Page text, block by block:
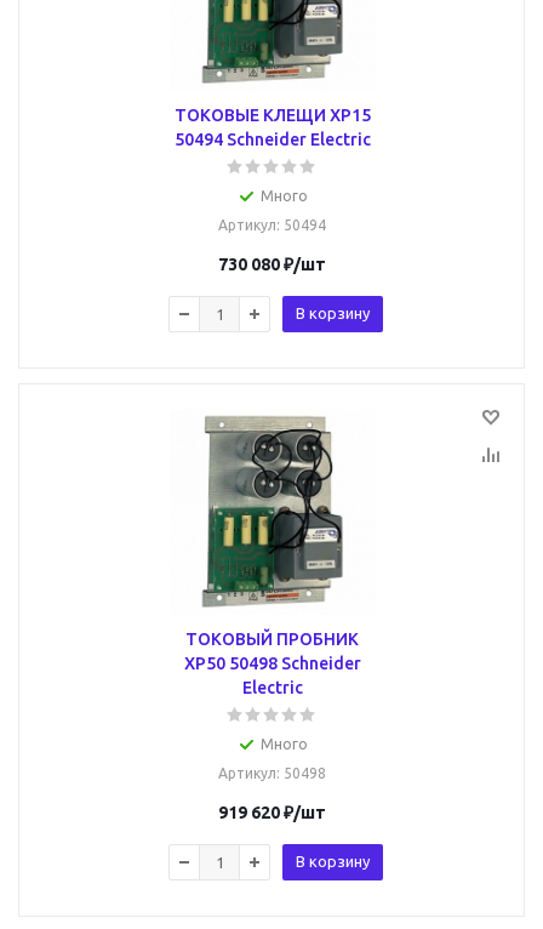
ТОКОВЫЕ КЛЕЩИ XP15
50494 Schneider Electric
Много
Артикул: 50494
730 080₽/шт
В корзину
ТОКОВЫЙ ПРОБНИК
ХР50 50498 Schneider
Electric
Много
Артикул: 50498
919 620₽/шт
В корзину